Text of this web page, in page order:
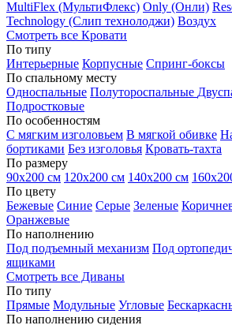
MultiFlex (МультиФлекс) Only (Онли)
Technology (Слип технолоджи) Воздух
Смотреть все Кровати
По типу
Интерьерные Корпусные Спринг-боксы
По спальному месту
Односпальные Полутороспальные
Подростковые
По особенностям
С мягким изголовьем В мягкой обивке
бортиками Без изголовья Кровать-тахта
По размеру
90х200 см 120х200 см 140х200 см
По цвету
Бежевые Синие Серые Зеленые
Оранжевые
По наполнению
Под подъемный механизм Под
ящиками
Смотреть все Диваны
По типу
Прямые Модульные Угловые
По наполнению сидения